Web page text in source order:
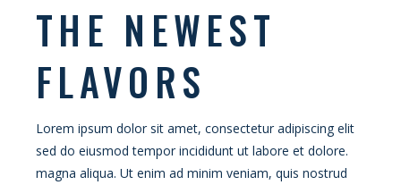
THE NEWEST
FLAVORS
Lorem ipsum dolor sit amet, consectetur adipiscing elit
sed do eiusmod tempor incididunt ut labore et dolore.
magna aliqua. Ut enim ad minim veniam, quis nostrud